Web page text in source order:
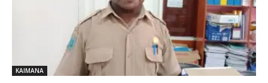
KAIMANA